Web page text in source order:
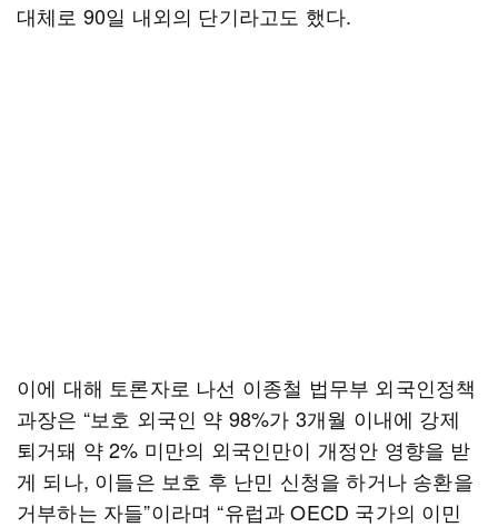
대체로 90일 내외의 단기라고도 했다.
이에 대해 토론자로 나선 이종철 법무부 외국인정책
과장은 “보호 외국인 약 98%가 3개월 이내에 강제
퇴거돼 약 2% 미만의 외국인만이 개정안 영향을 받
게 되나, 이들은 보호 후 난민 신청을 하거나 송환을
거부하는 자들”이라며 “유럽과 OECD 국가의 이민